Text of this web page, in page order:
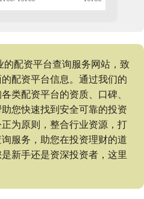
配资平台查询服务网站，致
配资平台信息。通过我们的
类配资平台的资质、口碑、
您快速找到安全可靠的投资
为原则，整合行业资源，打
服务，助您在投资理财的道
新手还是资深投资者，这里